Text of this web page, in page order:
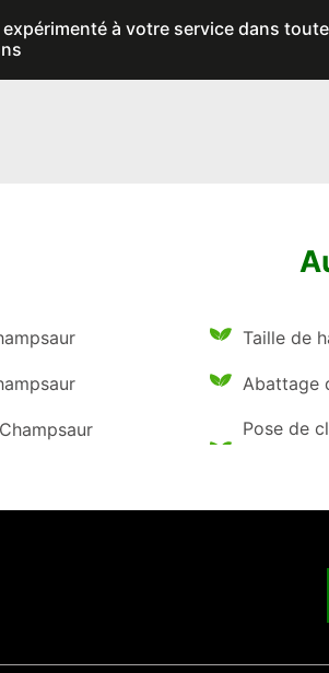
à votre service dans toute
Taille de
Abattage
Pose de clôture et